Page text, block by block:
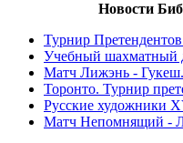
Новости
Турнир
Учебный шахматный
Матч Лижэнь -
Торонто. Турнир
Русские художники
Матч Непомнящий -